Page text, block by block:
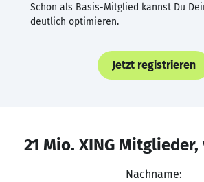
Schon als Basis-Mitglied kannst Du
deutlich optimieren.
Jetzt registrieren
21 Mio. XING
Nachname: